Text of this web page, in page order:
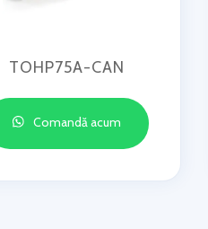
TOHP75A-CAN
Comandă acum